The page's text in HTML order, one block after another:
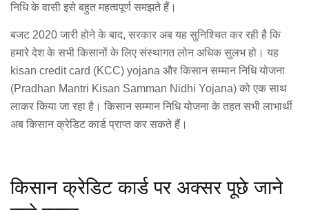
निधि के वासी इसे बहुत महत्वपूर्ण समझते हैं।
बजट 2020 जारी होने के बाद, सरकार अब यह सुनिश्चित कर रही है कि
हमारे देश के सभी किसानों के लिए संस्थागत लोन अधिक सुलभ हो। यह
kisan credit card (KCC) yojana और किसान सम्मान निधि योजना
(Pradhan Mantri Kisan Samman Nidhi Yojana) को एक साथ
लाकर किया जा रहा है। किसान सम्मान निधि योजना के तहत सभी लाभार्थी
अब किसान क्रेडिट कार्ड प्राप्त कर सकते हैं।
किसान क्रेडिट कार्ड पर अक्सर पूछे जाने